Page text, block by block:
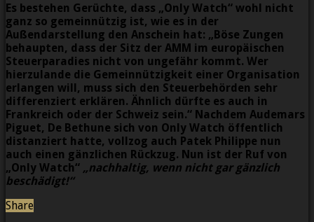
Es bestehen Gerüchte, dass „Only Watch“ wohl nicht
ganz so gemeinnützig ist, wie es in der
Außendarstellung den Anschein hat: „Böse Zungen
behaupten, dass der Sitz der AMM im europäischen
Steuerparadies nicht von ungefähr kommt. Wer
hierzulande die Gemeinnützigkeit einer Organisation
erlangen will, muss sich den Steuerbehörden sehr
differenziert erklären. Ähnlich dürfte es auch in
Frankreich oder der Schweiz sein.“ Nachdem Audemars
Piguet, De Bethune sich von Only Watch öffentlich
distanziert hatte, vollzog auch Patek Philippe nun
auch einen gänzlichen Rückzug. Nun ist der Ruf von
„Only Watch“ „nachhaltig, wenn nicht gar gänzlich
beschädigt!“
Share